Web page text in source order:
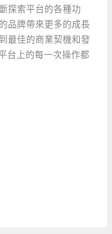
探索平台的各種功
品牌帶來更多的成長
最佳的商業契機和發
台上的每一次操作都